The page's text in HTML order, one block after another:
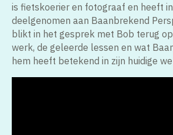
is fietskoerier en fotograaf en heeft
deelgenomen aan Baanbrekend
blikt in het gesprek met Bob terug
werk, de geleerde lessen en wat
hem heeft betekend in zijn huidige